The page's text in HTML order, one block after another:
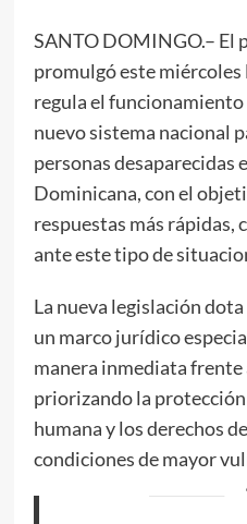
SANTO DOMINGO.– El
promulgó este miércoles
regula el funcionamiento
nuevo sistema nacional
personas desaparecidas
Dominicana, con el
respuestas más rápidas,
ante este tipo de
La nueva legislación dota
un marco jurídico
manera inmediata frente
priorizando la
humana y los derechos
condiciones de mayor